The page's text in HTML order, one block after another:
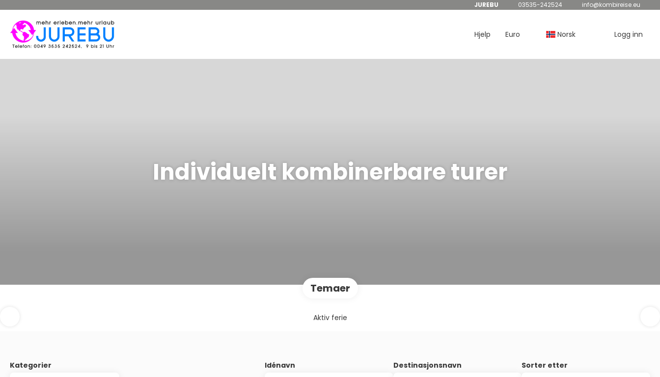
JUREBU 03535-242524 info@kombireise.eu
Hjelp Euro Norsk Logg inn
Individuelt kombinerbare turer
Temaer
Aktiv ferie
Kategorier Idénavn Destinasjonsnavn
Sorter etter